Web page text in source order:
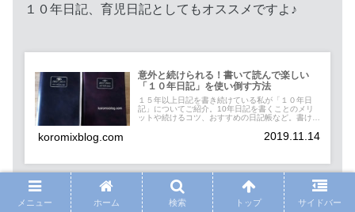
１０年日記、育児日記としてもオススメですよ♪
意外と続けられる！書いて読んで楽しい
「１０年日記」を使い倒す方法
１５年以上日記を書き続けている私が「１０年日
記」についてご紹介。10年日記を書くことのメリ
ットや続けるコツ、おすすめの日記帳など。書けば
koromixblog.com 2019.11.14
メニュー ホーム 検索 トップ サイドバー